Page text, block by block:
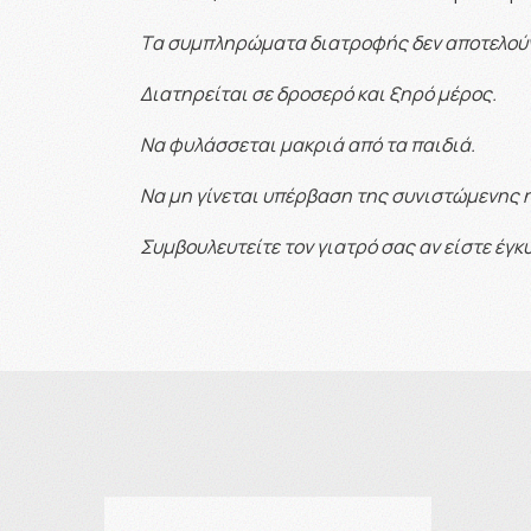
Tα συμπληρώματα διατροφής δεν
Διατηρείται σε δροσερό και ξηρό μέρος.
Να φυλάσσεται μακριά από τα παιδιά.
Να μη γίνεται υπέρβαση της
Συμβουλευτείτε τον γιατρό σας αν είστε